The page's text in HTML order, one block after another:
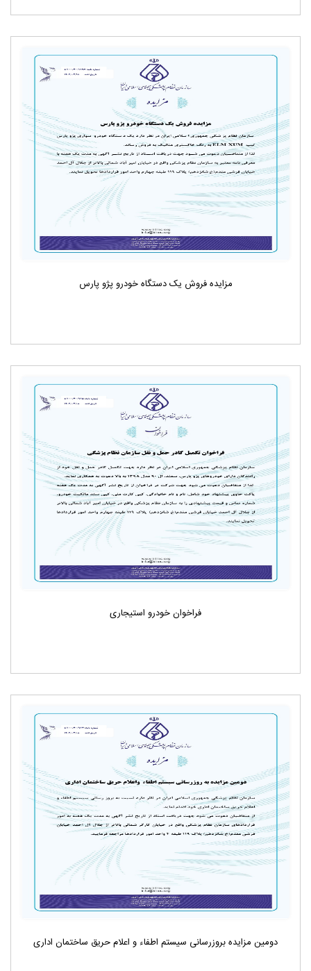
مزایده فروش یک دستگاه خودرو پژو پارس
فراخوان خودرو استیجاری
دومین مزایده بروزرسانی سیستم اطفاء و اعلام حریق ساختمان اداری